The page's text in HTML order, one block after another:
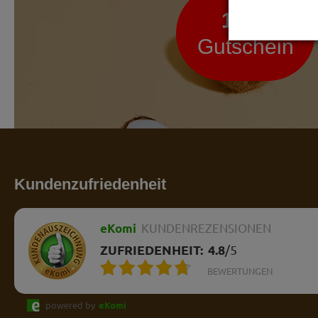
10 %
Gutschein
Kundenzufriedenheit
eKomi KUNDENREZENSIONEN
ZUFRIEDENHEIT: 4.8/5
BEWERTUNGEN
powered by eKomi